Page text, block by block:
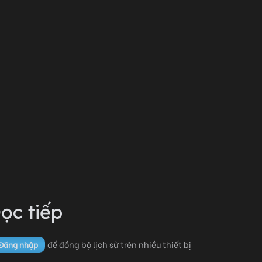
tiếp
nhập để đồng bộ lịch sử trên nhiều thiết bị